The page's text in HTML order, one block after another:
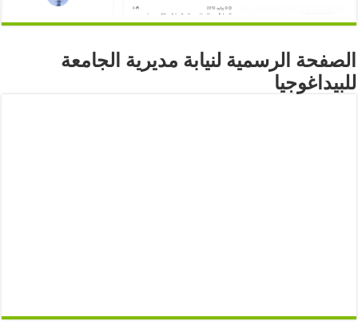
الصفحة الرسمية لنيابة مديرية الجامعة
للبيداغوجيا